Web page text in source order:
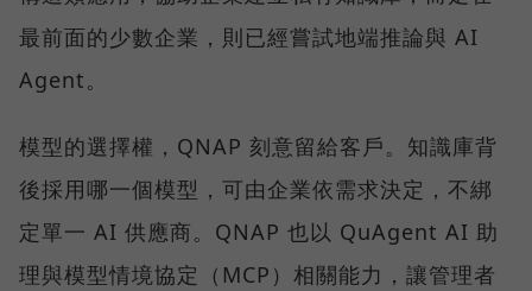
最前面的少數企業，則已經嘗試地端推論與 AI
Agent。
模型的選擇權，QNAP 刻意留給客戶。知識庫背
後採用哪一個模型，可由企業依需求決定，不綁
定單一 AI 供應商。QNAP 也以 QuAgent AI 助
理與模型情境協定（MCP）相關能力，讓管理者